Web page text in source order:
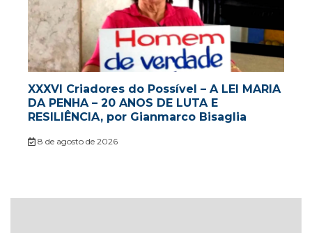
XXXVI Criadores do Possível – A LEI MARIA
DA PENHA – 20 ANOS DE LUTA E
RESILIÊNCIA, por Gianmarco Bisaglia
8 de agosto de 2026